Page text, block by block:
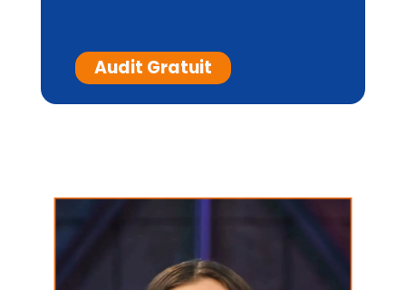
Audit Gratuit